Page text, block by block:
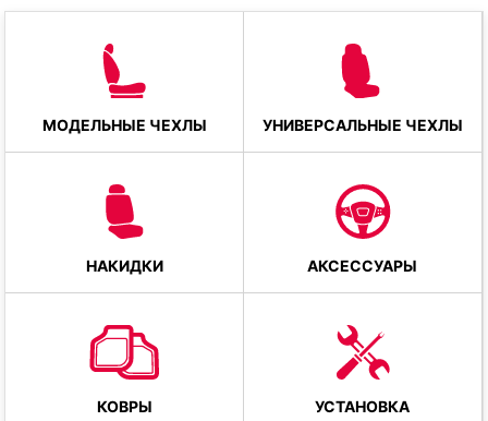
МОДЕЛЬНЫЕ ЧЕХЛЫ УНИВЕРСАЛЬНЫЕ ЧЕХЛЫ
НАКИДКИ АКСЕССУАРЫ
КОВРЫ УСТАНОВКА